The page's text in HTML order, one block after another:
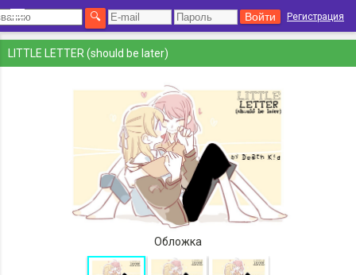
Регистрация
LITTLE LETTER (should be later)
Обложка